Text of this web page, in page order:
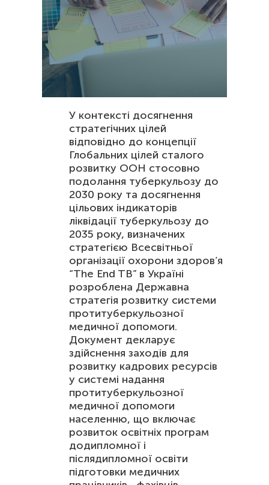
У контексті досягнення
стратегічних цілей
відповідно до концепції
Глобальних цілей сталого
розвитку ООН стосовно
подолання туберкульозу до
2030 року та досягнення
цільових індикаторів
ліквідації туберкульозу до
2035 року, визначених
стратегією Всесвітньої
організації охорони здоров’я
“The End TB” в Україні
розроблена Державна
стратегія розвитку системи
протитуберкульозної
медичної допомоги.
Документ декларує
здійснення заходів для
розвитку кадрових ресурсів
у системі надання
протитуберкульозної
медичної допомоги
населенню, що включає
розвиток освітніх програм
додипломної і
післядипломної освіти
підготовки медичних